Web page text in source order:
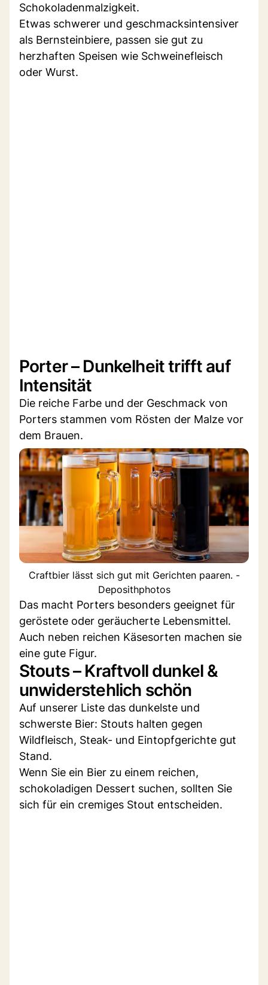
Schokoladenmalzigkeit.
Etwas schwerer und geschmacksintensiver
als Bernsteinbiere, passen sie gut zu
herzhaften Speisen wie Schweinefleisch
oder Wurst.
Porter – Dunkelheit trifft auf
Intensität
Die reiche Farbe und der Geschmack von
Porters stammen vom Rösten der Malze vor
dem Brauen.
Craftbier lässt sich gut mit Gerichten paaren. -
Deposithphotos
Das macht Porters besonders geeignet für
geröstete oder geräucherte Lebensmittel.
Auch neben reichen Käsesorten machen sie
eine gute Figur.
Stouts – Kraftvoll dunkel &
unwiderstehlich schön
Auf unserer Liste das dunkelste und
schwerste Bier: Stouts halten gegen
Wildfleisch, Steak- und Eintopfgerichte gut
Stand.
Wenn Sie ein Bier zu einem reichen,
schokoladigen Dessert suchen, sollten Sie
sich für ein cremiges Stout entscheiden.